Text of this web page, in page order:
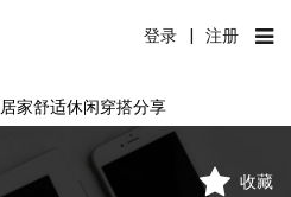
登录 | 注册
居家舒适休闲穿搭分享
收藏